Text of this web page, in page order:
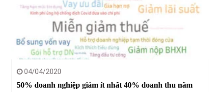
04/04/2020
50% doanh nghiệp giảm ít nhất 40% doanh thu năm